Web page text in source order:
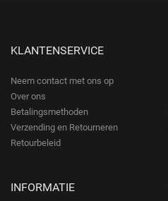
KLANTENSERVICE
Neem contact met ons op
Over ons
Betalingsmethoden
Verzending en Retourneren
Retourbeleid
INFORMATIE